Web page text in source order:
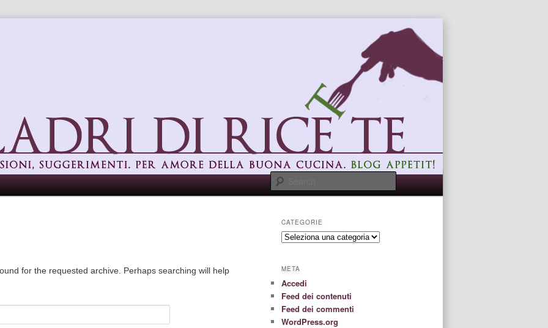
Search
for the requested archive. Perhaps searching will help
CATEGORIE
categorie
META
Accedi
Feed dei contenuti
Feed dei commenti
WordPress.org